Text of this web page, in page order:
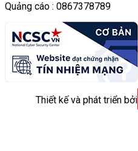
Quảng cáo : 0867378789
Thiết kế và phát triển bởi